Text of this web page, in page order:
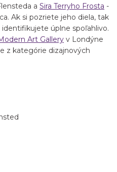
a Sira Terryho Frosta -
Ak si pozriete jeho diela, tak
úplne spoľahlivo.
Art Gallery v Londýne
z kategórie dizajnových